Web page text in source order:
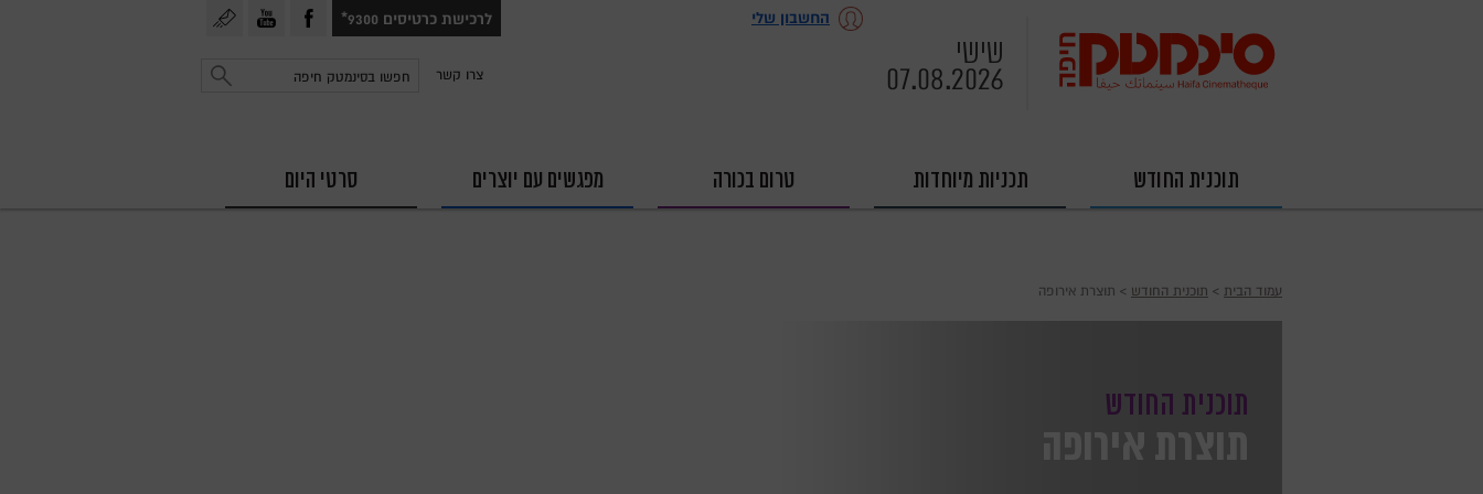
שישי
07.08.2026
החשבון שלי לרכישת כרטיסים 9300*
עקבו עקבו
צרו קשר חפש
תוכנית החודש תכניות מיוחדות טרום בכורה מפגשים עם יוצרים סרטי היום
עמוד הבית › תוכנית החודש › תוצרת אירופה
תוכנית החודש
תוצרת אירופה